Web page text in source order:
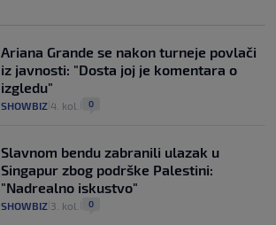
Ariana Grande se nakon turneje povlači
iz javnosti: "Dosta joj je komentara o
izgledu"
SHOWBIZ 4. kol. 0
Slavnom bendu zabranili ulazak u
Singapur zbog podrške Palestini:
"Nadrealno iskustvo"
SHOWBIZ 3. kol. 0